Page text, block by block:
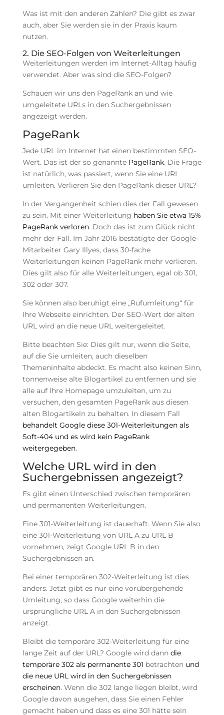
Was ist mit den anderen Zahlen? Die gibt es zwar
auch, aber Sie werden sie in der Praxis kaum
nutzen.
2. Die SEO-Folgen von Weiterleitungen
Weiterleitungen werden im Internet-Alltag häufig
verwendet. Aber was sind die SEO-Folgen?
Schauen wir uns den PageRank an und wie
umgeleitete URLs in den Suchergebnissen
angezeigt werden.
PageRank
Jede URL im Internet hat einen bestimmten SEO-
Wert. Das ist der so genannte PageRank. Die Frage
ist natürlich, was passiert, wenn Sie eine URL
umleiten. Verlieren Sie den PageRank dieser URL?
In der Vergangenheit schien dies der Fall gewesen
zu sein. Mit einer Weiterleitung haben Sie etwa 15%
PageRank verloren. Doch das ist zum Glück nicht
mehr der Fall. Im Jahr 2016 bestätigte der Google-
Mitarbeiter Gary Illyes, dass 30-fache
Weiterleitungen keinen PageRank mehr verlieren.
Dies gilt also für alle Weiterleitungen, egal ob 301,
302 oder 307.
Sie können also beruhigt eine „Rufumleitung“ für
Ihre Webseite einrichten. Der SEO-Wert der alten
URL wird an die neue URL weitergeleitet.
Bitte beachten Sie: Dies gilt nur, wenn die Seite,
auf die Sie umleiten, auch dieselben
Themeninhalte abdeckt. Es macht also keinen Sinn,
tonnenweise alte Blogartikel zu entfernen und sie
alle auf Ihre Homepage umzuleiten, um zu
versuchen, den gesamten PageRank aus diesen
alten Blogartikeln zu behalten. In diesem Fall
behandelt Google diese 301-Weiterleitungen als
Soft-404 und es wird kein PageRank
weitergegeben.
Welche URL wird in den
Suchergebnissen angezeigt?
Es gibt einen Unterschied zwischen temporären
und permanenten Weiterleitungen.
Eine 301-Weiterleitung ist dauerhaft. Wenn Sie also
eine 301-Weiterleitung von URL A zu URL B
vornehmen, zeigt Google URL B in den
Suchergebnissen an.
Bei einer temporären 302-Weiterleitung ist dies
anders. Jetzt gibt es nur eine vorübergehende
Umleitung, so dass Google weiterhin die
ursprüngliche URL A in den Suchergebnissen
anzeigt.
Bleibt die temporäre 302-Weiterleitung für eine
lange Zeit auf der URL? Google wird dann die
temporäre 302 als permanente 301 betrachten und
die neue URL wird in den Suchergebnissen
erscheinen. Wenn die 302 lange liegen bleibt, wird
Google davon ausgehen, dass Sie einen Fehler
gemacht haben und dass es eine 301 hätte sein